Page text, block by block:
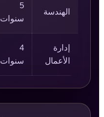
الهندسة
5
سنوات
إدارة
الأعمال
4
سنوات